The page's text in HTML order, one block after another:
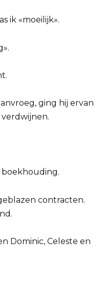
ik «moeilijk».
ging hij ervan
boekhouding.
contracten.
Dominic, Celeste en